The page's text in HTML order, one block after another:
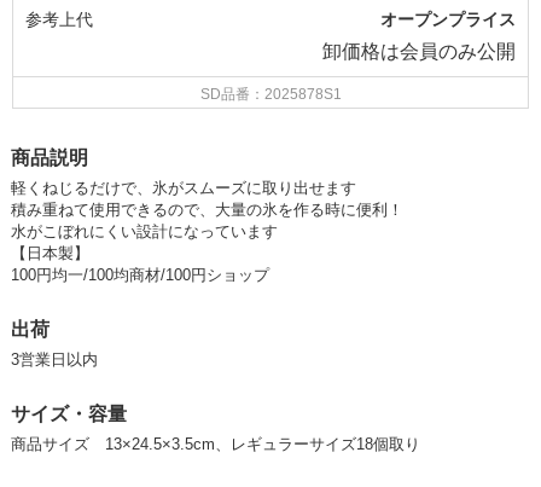
参考上代 オープンプライス
卸価格は会員のみ公開
SD品番：2025878S1
商品説明
軽くねじるだけで、氷がスムーズに取り出せます
積み重ねて使用できるので、大量の氷を作る時に便利！
水がこぼれにくい設計になっています
【日本製】
100円均一/100均商材/100円ショップ
出荷
3営業日以内
サイズ・容量
商品サイズ 13×24.5×3.5cm、レギュラーサイズ18個取り